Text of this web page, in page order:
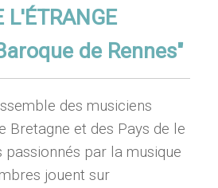
L'ÉTRANGE
de Rennes"
des musiciens
Bretagne et des Pays de le
passionnés par la musique
jouent sur